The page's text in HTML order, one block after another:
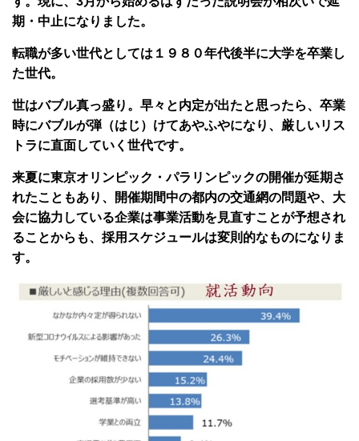
期・中止になりました。
転職が多い世代としては１９８０年代後半に大学を卒業し
た世代。
世はバブル真っ盛り。早々と内定が出たと思ったら、卒業
時にバブルが弾（はじ）けてあやふやになり、厳しいリス
トラに直面していく世代です。
来夏に東京オリンピック・パラリンピックの開催が延期さ
れたこともあり、開催期間中の都内の交通網の問題や、大
会に協力している企業は事業活動を見直すことが予想され
ることからも、採用スケジュールは変則的なものになりま
す。